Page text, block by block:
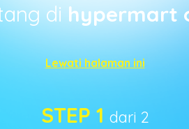
di hypermart
Lewati halaman ini
STEP 1 dari 2